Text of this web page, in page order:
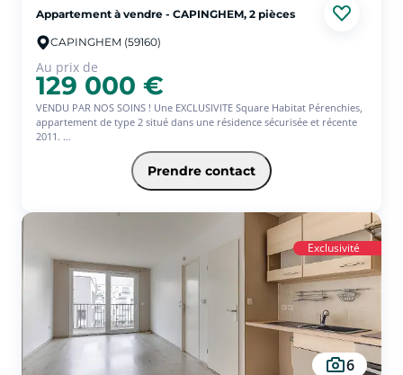
Appartement à vendre - CAPINGHEM, 2 pièces
CAPINGHEM (59160)
Au prix de
129 000 €
VENDU PAR NOS SOINS ! Une EXCLUSIVITE Square Habitat Pérenchies,
appartement de type 2 situé dans une résidence sécurisée et récente
2011.
bains équipée d'une douche, toilette et vasque.
Place de parking dans un parking sous terrain.
Prendre contact
Exclusivité
6